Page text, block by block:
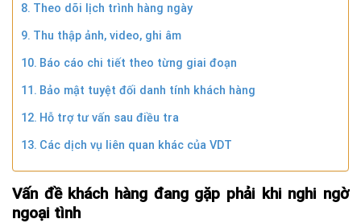
Theo dõi lịch trình hàng ngày
Thu thập ảnh, video, ghi âm
Báo cáo chi tiết theo từng giai đoạn
Bảo mật tuyệt đối danh tính khách hàng
Hỗ trợ tư vấn sau điều tra
Các dịch vụ liên quan khác của VDT
Vấn đề khách hàng đang gặp phải khi nghi ngờ
ngoại tình